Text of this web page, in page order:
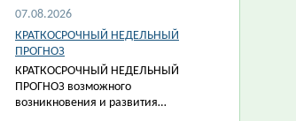
07.08.2026
КРАТКОСРОЧНЫЙ НЕДЕЛЬНЫЙ
ПРОГНОЗ
КРАТКОСРОЧНЫЙ НЕДЕЛЬНЫЙ
ПРОГНОЗ возможного
возникновения и развития…